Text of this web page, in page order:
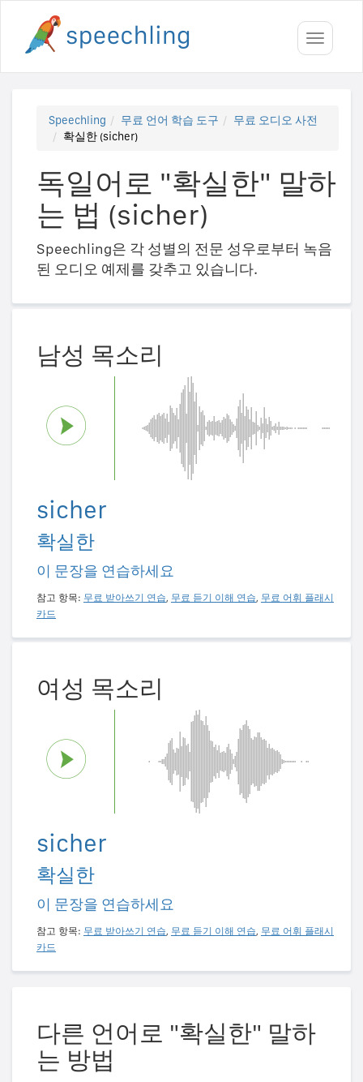
Toggle
Speechling 무료 언어 학습 도구
무료 오디오 사전
확실한 (sicher)
독일어로 "확실한" 말하
는 법 (sicher)
Speechling은 각 성별의 전문 성우로부터 녹음
된 오디오 예제를 갖추고 있습니다.
남성 목소리
sicher
확실한
이 문장을 연습하세요
참고 항목: 무료 받아쓰기 연습, 무료 듣기 이해 연습, 무료 어휘 플래시
카드
여성 목소리
sicher
확실한
이 문장을 연습하세요
참고 항목: 무료 받아쓰기 연습, 무료 듣기 이해 연습, 무료 어휘 플래시
카드
다른 언어로 "확실한" 말하
는 방법